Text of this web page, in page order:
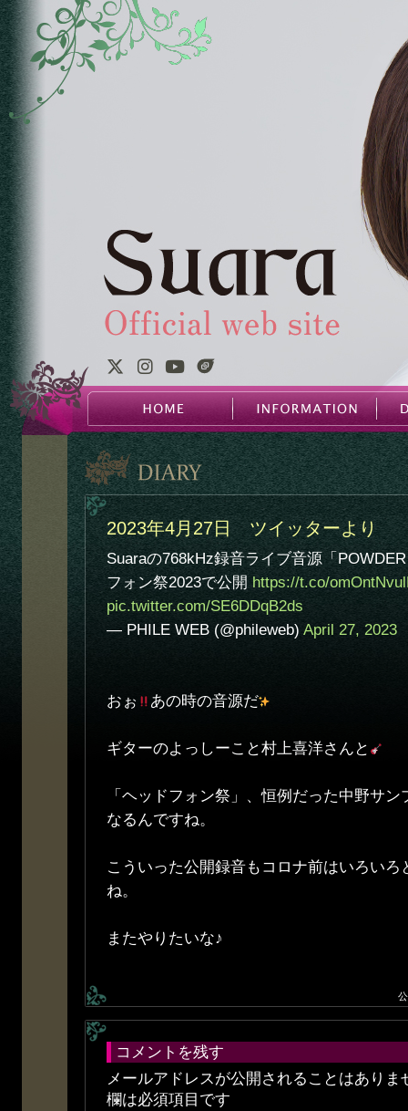
2023年4月27日 ツイッターより
Suaraの768kHz録音ライブ音源「
フォン祭2023で公開https://t.co/
pic.twitter.com/SE6DDqB2ds
— PHILE WEB (@phileweb) April 27, 2023
おぉ あの時の音源だ
ギターのよっしーこと村上喜洋さんと
「ヘッドフォン祭」、恒例だった中野サ
なるんですね。
こういった公開録音もコロナ前はいろいろ
ね。
またやりたいな♪
コメントを残す
メールアドレスが公開されることはありま
欄は必須項目です